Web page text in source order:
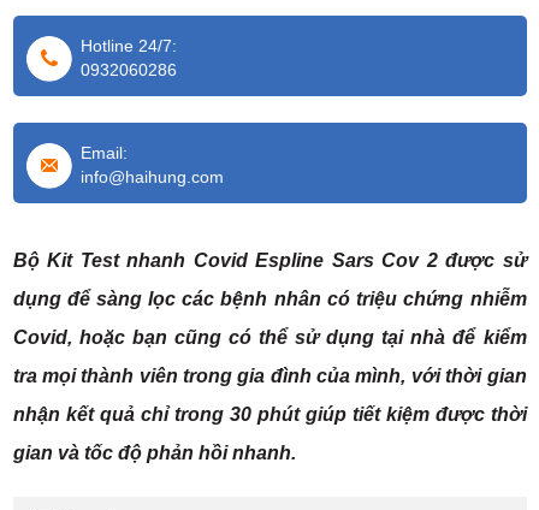
Hotline 24/7:
0932060286
Email:
info@haihung.com
Bộ Kit Test nhanh Covid Espline Sars Cov 2 được sử
dụng để sàng lọc các bệnh nhân có triệu chứng nhiễm
Covid, hoặc bạn cũng có thể sử dụng tại nhà để kiểm
tra mọi thành viên trong gia đình của mình, với thời gian
nhận kết quả chỉ trong 30 phút giúp tiết kiệm được thời
gian và tốc độ phản hồi nhanh.